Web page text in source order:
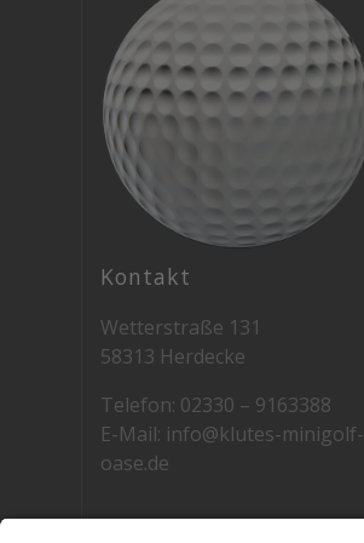
Kontakt
Wetterstraße 131
58313 Herdecke
Telefon: 02330 – 9163388
E-Mail: info@klutes-minigolf-
oase.de